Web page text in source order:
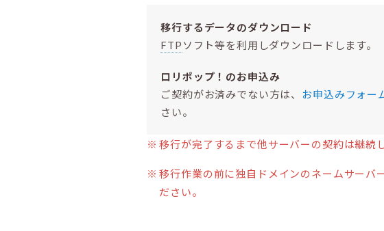
移行するデータのダウンロード
FTPソフト等を利用しダウンロードします。
ロリポップ！のお申込み
ご契約がお済みでない方は、 お申込みフォー
さい。
移行が完了するまで他サーバーの契約は継続
移行作業の前に独自ドメインのネームサーバ
ださい。